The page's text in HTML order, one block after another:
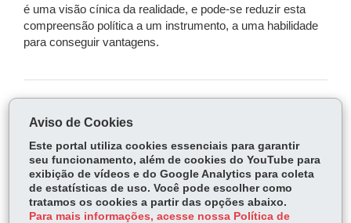
é uma visão cínica da realidade, e pode-se reduzir esta
compreensão política a um instrumento, a uma habilidade
para conseguir vantagens.
ce
bo
ok
Tw
itt
er
ha
ts
Ap
p
Voltar Início Imprimir Baixar
Aviso de Cookies
Este portal utiliza cookies essenciais para garantir
seu funcionamento, além de cookies do YouTube para
exibição de vídeos e do Google Analytics para coleta
de estatísticas de uso. Você pode escolher como
tratamos os cookies a partir das opções abaixo.
Para mais informações, acesse nossa Política de